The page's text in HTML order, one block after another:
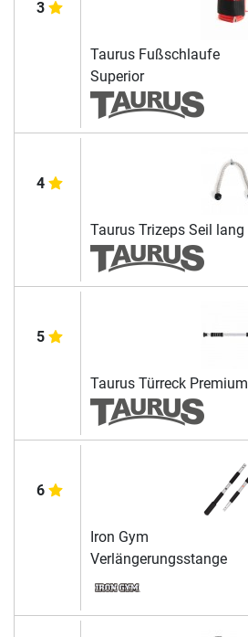
3
Taurus Fußschlaufe
Superior
4
Taurus Trizeps Seil lang
5
Taurus Türreck Premium
6
Iron Gym
Verlängerungsstange